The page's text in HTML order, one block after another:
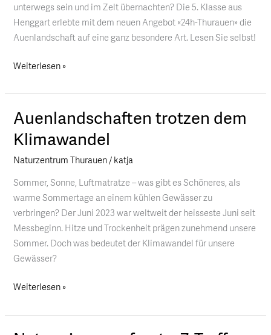
unterwegs sein und im Zelt übernachten? Die 5. Klasse aus
Henggart erlebte mit dem neuen Angebot «24h-Thurauen» die
Auenlandschaft auf eine ganz besondere Art. Lesen Sie selbst!
Weiterlesen »
Auenlandschaften trotzen dem
Klimawandel
Naturzentrum Thurauen / katja
Sommer, Sonne, Luftmatratze – was gibt es Schöneres, als
warme Sommertage an einem kühlen Gewässer zu
verbringen? Der Juni 2023 war weltweit der heisseste Juni seit
Messbeginn. Hitze und Trockenheit prägen zunehmend unsere
Sommer. Doch was bedeutet der Klimawandel für unsere
Gewässer?
Auenlandschaften
dem
Klimawandel
Weiterlesen »